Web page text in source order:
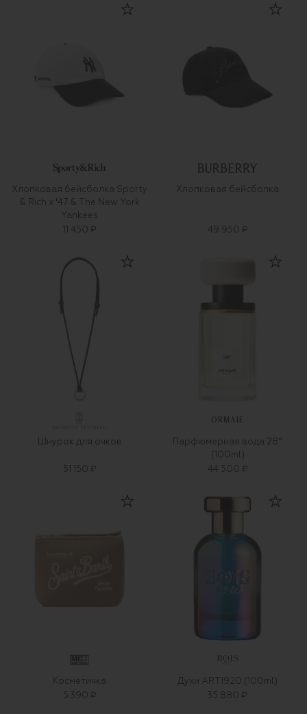
Хлопковая бейсболка Sporty
& Rich x '47 & The New York
Yankees
11 450 ₽
Хлопковая бейсболка
49 950 ₽
Шнурок для очков
51 150 ₽
ORMAIE
Парфюмерная вода 28°
(100ml)
44 500 ₽
Косметичка
5 390 ₽
Духи ART1920 (100ml)
35 880 ₽